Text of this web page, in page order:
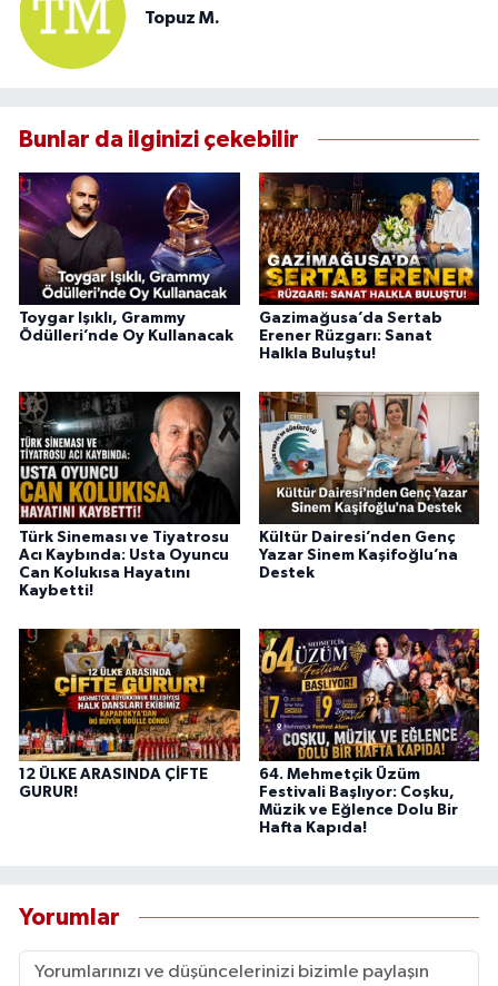
Topuz M.
Bunlar da ilginizi çekebilir
Toygar Işıklı, Grammy
Ödülleri’nde Oy Kullanacak
Gazimağusa’da Sertab
Erener Rüzgarı: Sanat
Halkla Buluştu!
Türk Sineması ve Tiyatrosu
Acı Kaybında: Usta Oyuncu
Can Kolukısa Hayatını
Kaybetti!
Kültür Dairesi’nden Genç
Yazar Sinem Kaşifoğlu’na
Destek
12 ÜLKE ARASINDA ÇİFTE
GURUR!
64. Mehmetçik Üzüm
Festivali Başlıyor: Coşku,
Müzik ve Eğlence Dolu Bir
Hafta Kapıda!
Yorumlar